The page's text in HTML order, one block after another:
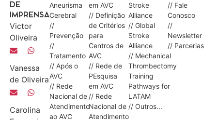
DE
IMPRENSA
Victor
Oliveira
Vanessa
de Oliveira
Carolina
Aneurisma
Cerebral
//
Prevenção
//
Tratamento
// Após o
AVC
// Rede
Nacional de
Atendimento
ao AVC
em AVC
// Definição
de Critérios
para
Centros de
AVC
// Rede de
PEsquisa
em AVC
// Rede
Nacional de
Atendimento
Stroke
Alliance
// Global
Stroke
Alliance
// Mechanical
Thrombectomy
Training
Pathways for
LATAM
// Outros...
// Fale
Conosco
//
Newsletter
// Parcerias